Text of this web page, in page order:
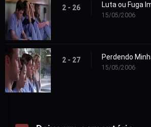
2 - 26 Luta ou Fuga
15/05/2006
2 - 27 Perdendo
15/05/2006